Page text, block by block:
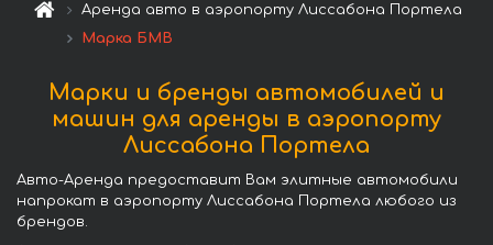
Аренда авто в аэропорту Лиссабона Портела
Марка БМВ
Марки и бренды автомобилей и
машин для аренды в аэропорту
Лиссабона Портела
Авто-Аренда предоставит Вам элитные автомобили
напрокат в аэропорту Лиссабона Портела любого из
брендов.